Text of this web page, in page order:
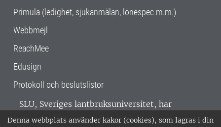
Denna webbplats använder kakor (cookies), som lagras i din
Primula (ledighet, sjukanmälan, lönespec m.m.)
Webbmejl
ReachMee
Edusign
Protokoll och beslutslistor
SLU, Sveriges lantbruksuniversitet, har
verksamhet över hela Sverige. Huvudorter är